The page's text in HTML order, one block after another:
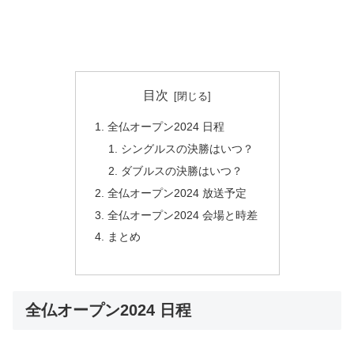
目次
全仏オープン2024 日程
シングルスの決勝はいつ？
ダブルスの決勝はいつ？
全仏オープン2024 放送予定
全仏オープン2024 会場と時差
まとめ
全仏オープン2024 日程